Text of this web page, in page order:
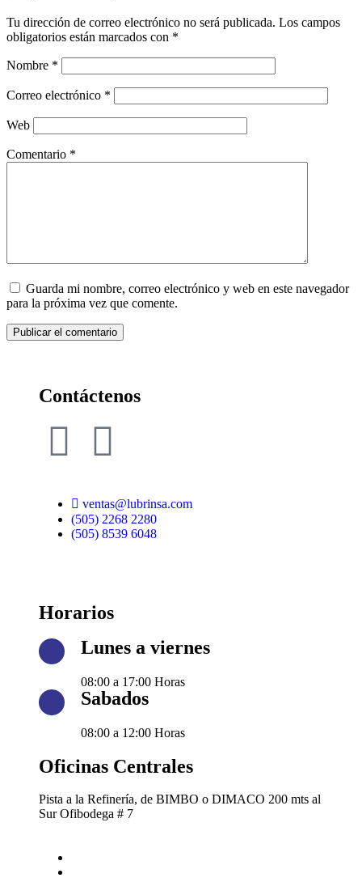
Tu dirección de correo electrónico no será publicada. Los campos
obligatorios están marcados con *
Nombre *
Correo electrónico *
Web
Comentario *
Guarda mi nombre, correo electrónico y web en este navegador
para la próxima vez que comente.
Contáctenos
ventas@lubrinsa.com
(505) 2268 2280
(505) 8539 6048
Horarios
Lunes a viernes
08:00 a 17:00 Horas
Sabados
08:00 a 12:00 Horas
Oficinas Centrales
Pista a la Refinería, de BIMBO o DIMACO 200 mts al
Sur Ofibodega # 7